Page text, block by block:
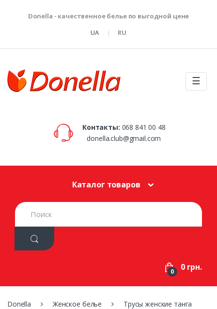
Donella - качественное белье по выгодной цене
UA
RU
☰
Контакты: 068 841 00 48
donella.club@gmail.com
Каталог товаров
S
e
h
:
0 0 грн.
Donella Женское белье
Трусы женские танга